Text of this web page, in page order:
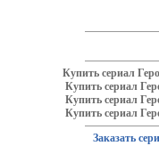
Купить сериал
Купить сериал
Купить сериал
Купить сериал
Заказать